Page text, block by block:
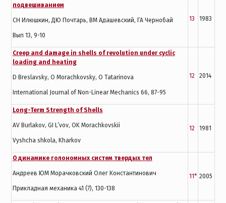
подвешиванием
СН Илюшкин, ДЮ Почтарь, ВМ Адашевский, ГА Чернобай
Вып 13, 9-10
13 1983
Creep and damage in shells of revolution under cyclic
loading and heating
D Breslavsky, O Morachkovsky, O Tatarinova
International Journal of Non-Linear Mechanics 66, 87-95
12 2014
Long-Term Strength of Shells
AV Burlakov, GI L’vov, OK Morachkovskii
Vyshcha shkola, Kharkov
12 1981
О динамике голономных систем твердых тел
Андреев ЮМ Морачковский Олег Константинович
Прикладная механика 41 (7), 130-138
11* 2005